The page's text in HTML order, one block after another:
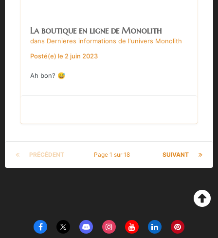
La boutique en ligne de Monolith
dans Dernieres informations de l'univers Monolith
Posté(e) le 2 juin 2023
Ah bon? 😅
PRÉCÉDENT SUIVANT
Page 1 sur 18